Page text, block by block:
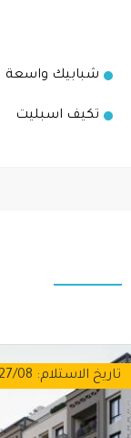
شبابيك واسعة
تكيف اسبليت
تاريخ الاستلام: 2027/08